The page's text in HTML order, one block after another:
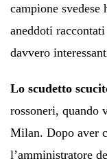
campione
aneddoti
davvero
Lo scudetto
rossoneri, quando
Milan. Dopo aver
l’amministratore